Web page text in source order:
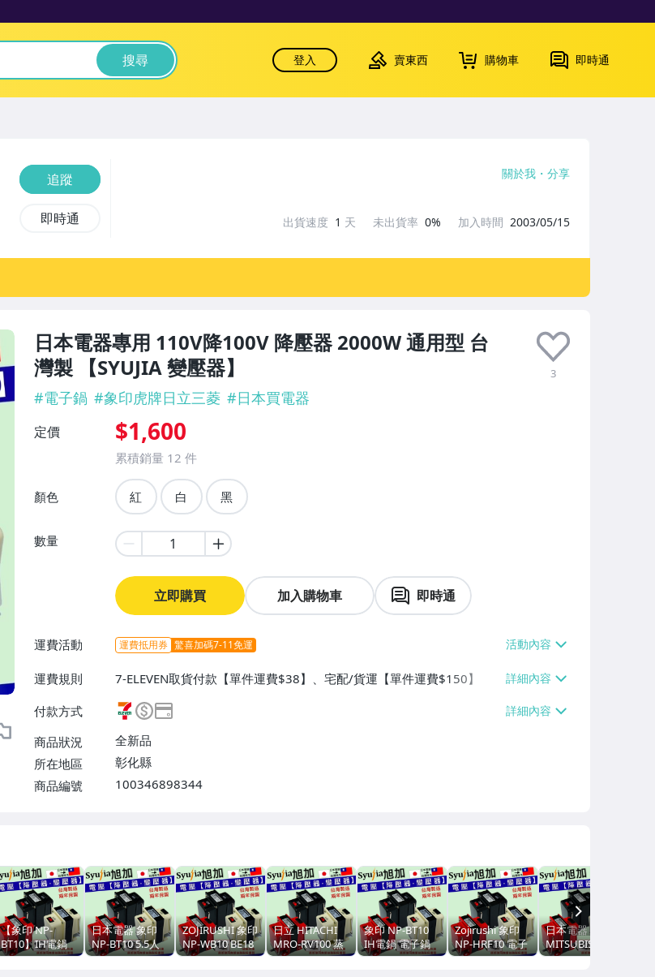
搜尋 登入 賣東西 購物車 即時通
日本電器專用 110V降100V 降壓器 2000W 通用型 台
灣製 【SYUJIA 變壓器】
3
#電子鍋 #象印虎牌日立三菱 #日本買電器
定價 $1,600
累積銷量 12 件
顏色 紅 白 黑
數量
立即購買 加入購物車 即時通
運費活動 運費抵用券 驚喜加碼7-11免運
運費規則
7-ELEVEN取貨付款【單件運費$38】、宅配/貨運【單件運費$150】
付款方式
商品狀況
全新品
所在地區
彰化縣
商品編號
100346898344
追蹤
即時通
關於我 分享
出貨速度 1 天 未出貨率 0% 加入時間 2003/05/15
【象印 NP-
BT10】IH電鍋
電子鍋 日本電器
日本電器 象印
NP-BT10 5.5人
份 IH電鍋 電子
ZOJIRUSHI 象印
NP-WB10 BE18
電鍋 日本電器專
日立 HITACHI
MRO-RV100 蒸
氣水波爐
象印 NP-BT10
IH電鍋 電子鍋
日本電器專用 降
Zojirushi 象印
NP-HRF10 電子
鍋 日本電器 專
日本電器
MITSUBISH三
菱 NJ-EV105T炭